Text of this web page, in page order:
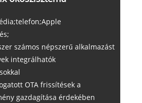
számos népszerű alkalmazást
integrálhatók
OTA frissítések a
gazdagítása érdekében